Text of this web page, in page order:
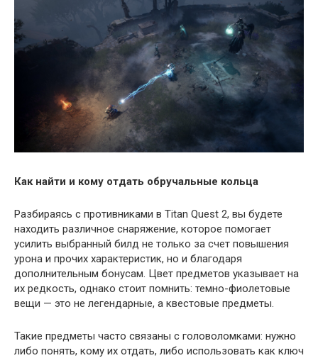
Как найти и кому отдать обручальные кольца
Разбираясь с противниками в Titan Quest 2, вы будете
находить различное снаряжение, которое помогает
усилить выбранный билд не только за счет повышения
урона и прочих характеристик, но и благодаря
дополнительным бонусам. Цвет предметов указывает на
их редкость, однако стоит помнить: темно-фиолетовые
вещи — это не легендарные, а квестовые предметы.
Такие предметы часто связаны с головоломками: нужно
либо понять, кому их отдать, либо использовать как ключ